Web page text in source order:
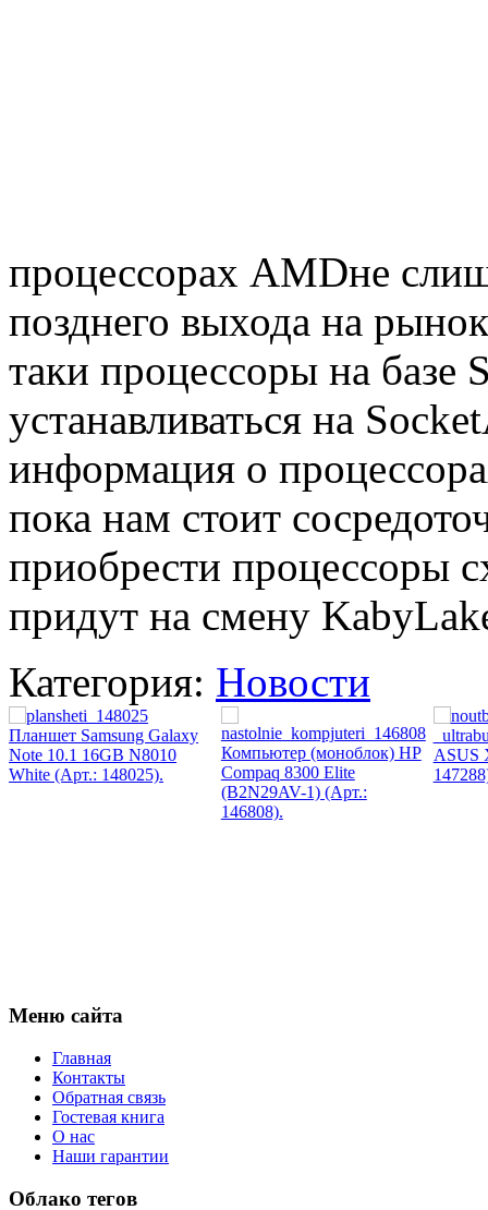
Verbatim(1)
Viewsonic(4)
Vt computers(5)
Wexler(3)
Wibtek(1)
Zalman (5)
Zotac(11)
Ай ти лайн(26)
процессорах AMDне
позднего выхода на
таки процессоры на базе
устанавливаться на
информация о
пока нам стоит
приобрести процессоры
придут на смену
Категория: Новости
Планшет Samsung Galaxy
Note 10.1 16GB N8010
White (Арт.: 148025).
Компьютер (моноблок) HP
Compaq 8300 Elite
(B2N29AV-1) (Арт.:
146808).
ASUS
Меню сайта
Главная
Контакты
Обратная связь
Гостевая книга
О нас
Наши гарантии
Облако тегов